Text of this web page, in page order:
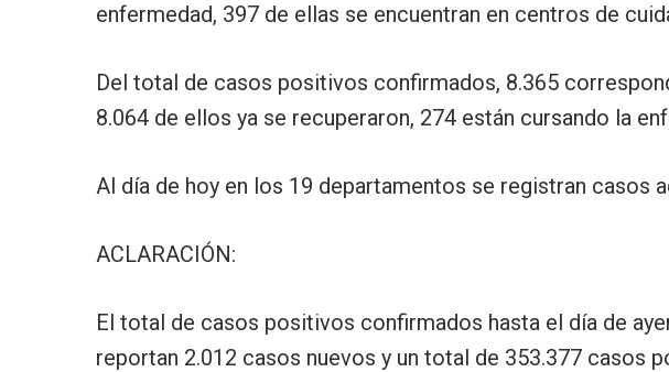
enfermedad, 397 de ellas se encuentran en centros de
Del total de casos positivos confirmados, 8.365
8.064 de ellos ya se recuperaron, 274 están cursando la
Al día de hoy en los 19 departamentos se registran casos
ACLARACIÓN:
El total de casos positivos confirmados hasta el día de
reportan 2.012 casos nuevos y un total de 353.377 casos